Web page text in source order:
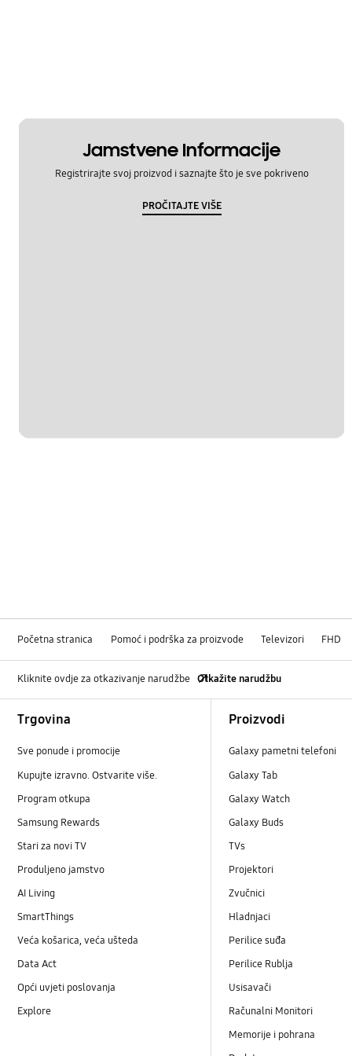
Jamstvene Informacije
Registrirajte svoj proizvod i saznajte što je sve pokriveno
PROČITAJTE VIŠE
Početna stranica Pomoć i podrška za proizvode Televizori FHD
Kliknite ovdje za otkazivanje narudžbe Otkažite narudžbu
Trgovina
Sve ponude i promocije
Kupujte izravno. Ostvarite više.
Program otkupa
Samsung Rewards
Stari za novi TV
Produljeno jamstvo
AI Living
SmartThings
Veća košarica, veća ušteda
Data Act
Opći uvjeti poslovanja
Explore
Proizvodi
Galaxy pametni telefoni
Galaxy Tab
Galaxy Watch
Galaxy Buds
TVs
Projektori
Zvučnici
Hladnjaci
Perilice suđa
Perilice Rublja
Usisavači
Računalni Monitori
Memorije i pohrana